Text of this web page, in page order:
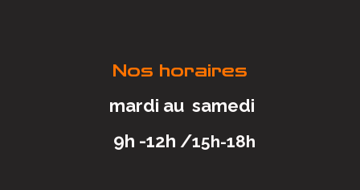
Nos horaires
mardi au samedi
9h -12h /15h-18h